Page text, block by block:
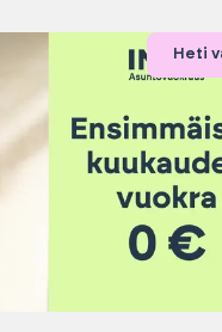
Heti